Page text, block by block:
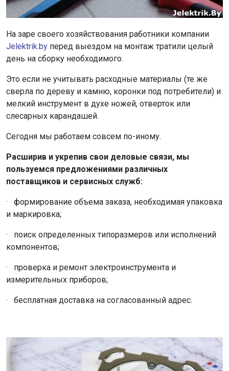
На заре своего хозяйствования работники компании
Jelektrik.by перед выездом на монтаж тратили целый
день на сборку необходимого.
Это если не учитывать расходные материалы (те же
сверла по дереву и камню, коронки под потребители) и
мелкий инструмент в духе ножей, отверток или
слесарных карандашей.
Сегодня мы работаем совсем по-иному.
Расширив и укрепив свои деловые связи, мы
пользуемся предложениями различных
поставщиков и сервисных служб:
· формирование объема заказа, необходимая упаковка
и маркировка;
· поиск определенных типоразмеров или исполнений
компонентов;
· проверка и ремонт электроинструмента и
измерительных приборов;
· бесплатная доставка на согласованный адрес.